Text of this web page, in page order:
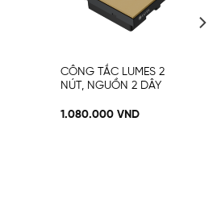
CÔNG TẮC LUMES 2
NÚT, NGUỒN 2 DÂY
1.080.000 VND